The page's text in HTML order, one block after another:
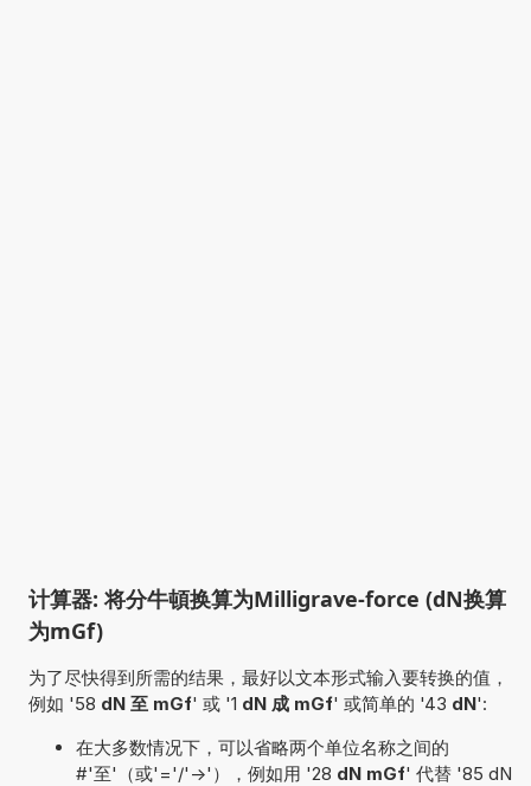
计算器: 将分牛頓换算为Milligrave-force (dN换算
为mGf)
为了尽快得到所需的结果，最好以文本形式输入要转换的值，
例如 '58 dN 至 mGf' 或 '1 dN 成 mGf' 或简单的 '43 dN':
在大多数情况下，可以省略两个单位名称之间的
#'至'（或'='/'->'），例如用 '28 dN mGf' 代替 '85 dN